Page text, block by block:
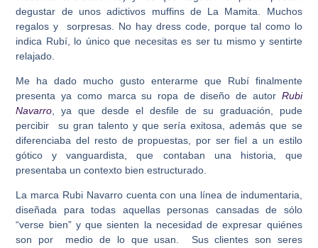
degustar de unos adictivos muffins de La Mamita. Muchos
regalos y sorpresas. No hay dress code, porque tal como lo
indica Rubí, lo único que necesitas es ser tu mismo y sentirte
relajado.
Me ha dado mucho gusto enterarme que Rubí finalmente
presenta ya como marca su ropa de diseño de autor Rubi
Navarro , ya que desde el desfile de su graduación, pude
percibir su gran talento y que sería exitosa, además que se
diferenciaba del resto de propuestas, por ser fiel a un estilo
gótico y vanguardista, que contaban una historia, que
presentaba un contexto bien estructurado.
La marca Rubi Navarro cuenta con una línea de indumentaria,
diseñada para todas aquellas personas cansadas de sólo
“verse bien” y que sienten la necesidad de expresar quiénes
son por medio de lo que usan. Sus clientes son seres